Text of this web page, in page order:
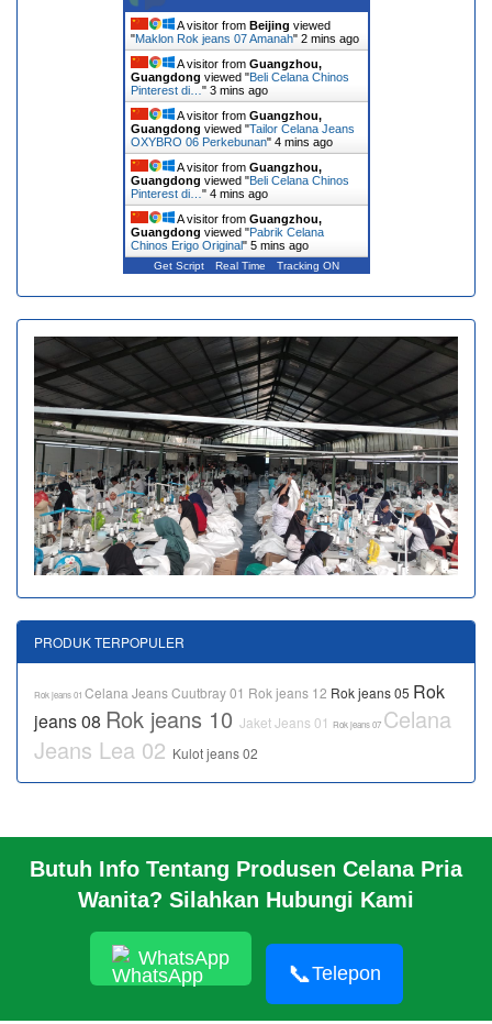
Butuh Info Tentang Produsen Celana Pria
Wanita? Silahkan Hubungi Kami
WhatsApp
📞Telepon
A visitor from Beijing viewed
"Maklon Rok jeans 07 Amanah" 2 mins ago
A visitor from Guangzhou,
Guangdong viewed "Beli Celana Chinos
Pinterest di… " 4 mins ago
A visitor from Guangzhou,
Guangdong viewed "Tailor Celana Jeans
OXYBRO 06 Perkebunan" 4 mins ago
A visitor from Guangzhou,
Guangdong viewed "Beli Celana Chinos
Pinterest di… " 4 mins ago
A visitor from Guangzhou,
Guangdong viewed "Pabrik Celana
Chinos Erigo Original" 5 mins ago
Get Script Real Time Tracking ON
PRODUK TERPOPULER
Rok jeans 01 Celana Jeans Cuutbray 01 Rok jeans 12 Rok jeans 05 Rok
jeans 08 Rok jeans 10 Jaket Jeans 01 Rok jeans 07 Celana
Jeans Lea 02 Kulot jeans 02
BERANDA
PROFIL PABRIK
HUBUNGI KAMI
PABRIK KAMI